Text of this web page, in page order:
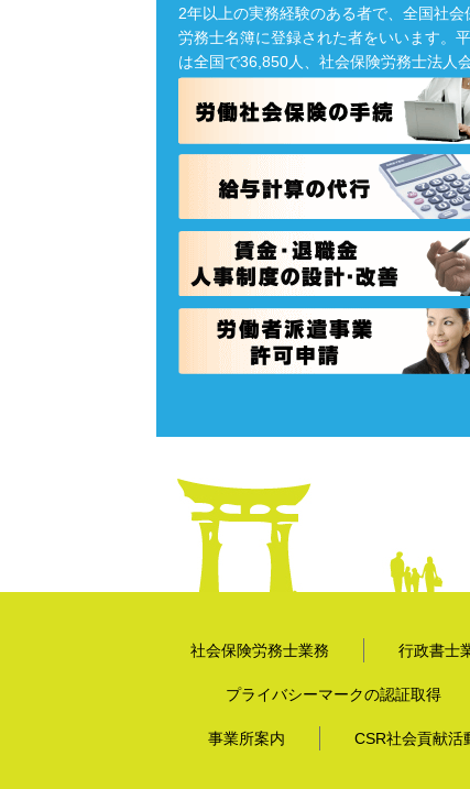
2年以上の実務経験のある者で、全国社
労務士名簿に登録された者をいいます。
は全国で36,850人、社会保険労務士法人
社会保険労務士業務 行政書士
プライバシーマークの認証取得
事業所案内 CSR社会貢献活